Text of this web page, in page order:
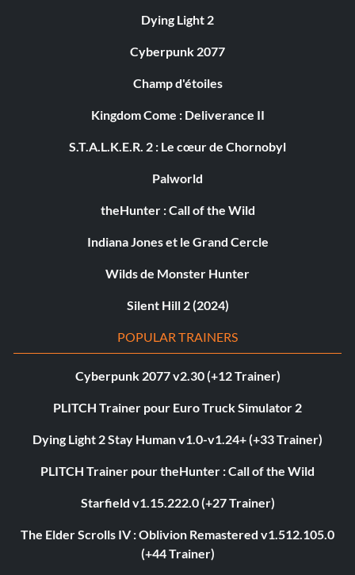
Dying Light 2
Cyberpunk 2077
Champ d'étoiles
Kingdom Come : Deliverance II
S.T.A.L.K.E.R. 2 : Le cœur de Chornobyl
Palworld
theHunter : Call of the Wild
Indiana Jones et le Grand Cercle
Wilds de Monster Hunter
Silent Hill 2 (2024)
POPULAR TRAINERS
Cyberpunk 2077 v2.30 (+12 Trainer)
PLITCH Trainer pour Euro Truck Simulator 2
Dying Light 2 Stay Human v1.0-v1.24+ (+33 Trainer)
PLITCH Trainer pour theHunter : Call of the Wild
Starfield v1.15.222.0 (+27 Trainer)
The Elder Scrolls IV : Oblivion Remastered v1.512.105.0
(+44 Trainer)